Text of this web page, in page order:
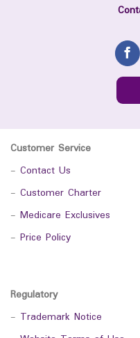
Customer Service
- Contact Us
- Customer Charter
- Medicare Exclusives
- Price Policy
Regulatory
- Trademark Notice